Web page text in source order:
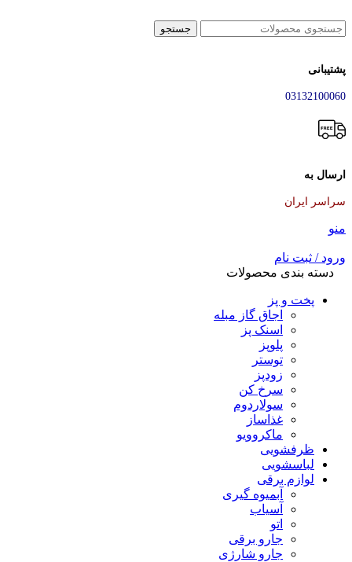
جستجو
پشتیبانی
03132100060
ارسال به
سراسر ایران
منو
ورود / ثبت نام
دسته بندی محصولات
پخت و پز
اجاق گاز مبله
اسنک پز
پلوپز
توستر
زودپز
سرخ کن
سولاردوم
غذاساز
ماکروویو
ظرفشویی
لباسشویی
لوازم برقی
آبمیوه گیری
آسیاب
اتو
جارو برقی
جارو شارژی